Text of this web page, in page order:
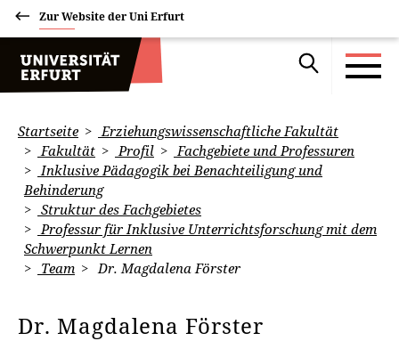
Zur Website der Uni Erfurt
Startseite
Erziehungswissenschaftliche Fakultät
Fakultät
Profil
Fachgebiete und Professuren
Inklusive Pädagogik bei Benachteiligung und
Behinderung
Struktur des Fachgebietes
Professur für Inklusive Unterrichtsforschung mit dem
Schwerpunkt Lernen
Team
Dr. Magdalena Förster
Dr. Magdalena Förster